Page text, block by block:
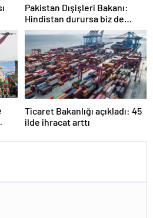
Pakistan Dışişleri Bakanı:
Hindistan durursa biz de
duracağız
Ticaret Bakanlığı açıkladı: 45
ilde ihracat arttı